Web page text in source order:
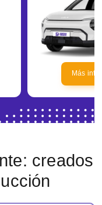
Más
creados